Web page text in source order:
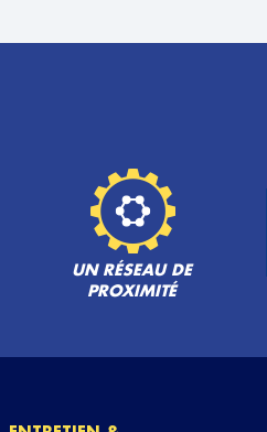
UN RÉSEAU DE
PROXIMITÉ